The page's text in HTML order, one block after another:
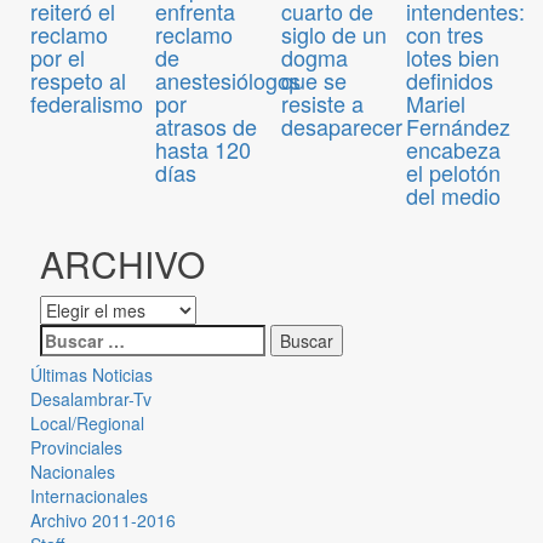
reiteró el
reclamo
por el
respeto al
federalismo
enfrenta
reclamo
de
anestesiólogos
por
atrasos de
hasta 120
días
cuarto de
siglo de un
dogma
que se
resiste a
desaparecer
intendentes:
con tres
lotes bien
definidos
Mariel
Fernández
encabeza
el pelotón
del medio
ARCHIVO
Últimas Noticias
Desalambrar-Tv
Local/Regional
Provinciales
Nacionales
Internacionales
Archivo 2011-2016